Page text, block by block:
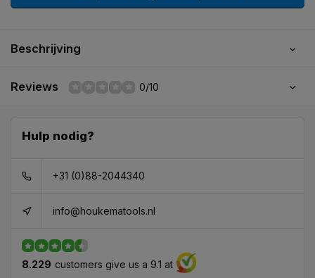
Beschrijving
Reviews 0/10
Hulp nodig?
+31 (0)88-2044340
info@houkematools.nl
8.229 customers give us a 9.1 at